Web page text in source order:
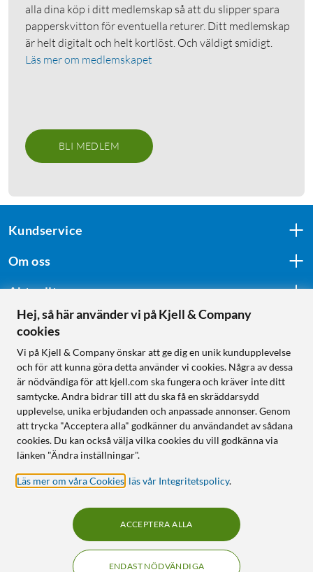
alla dina köp i ditt medlemskap så att du slipper spara
papperskvitton för eventuella returer. Ditt medlemskap
är helt digitalt och helt kortlöst. Och väldigt smidigt.
Läs mer om medlemskapet
BLI MEDLEM
Kundservice
Om oss
Aktuellt
Följ oss
Handla från:
Sverige
Norge
Hej, så här använder vi på Kjell & Company
cookies
Vi på Kjell & Company önskar att ge dig en unik kundupplevelse
och för att kunna göra detta använder vi cookies. Några av dessa
är nödvändiga för att kjell.com ska fungera och kräver inte ditt
samtycke. Andra bidrar till att du ska få en skräddarsydd
upplevelse, unika erbjudanden och anpassade annonser. Genom
att trycka "Acceptera alla" godkänner du användandet av sådana
cookies. Du kan också välja vilka cookies du vill godkänna via
länken "Ändra inställningar".
Läs mer om våra Cookies läs vår Integritetspolicy.
ENDAST NÖDVÄNDIGA
ACCEPTERA ALLA